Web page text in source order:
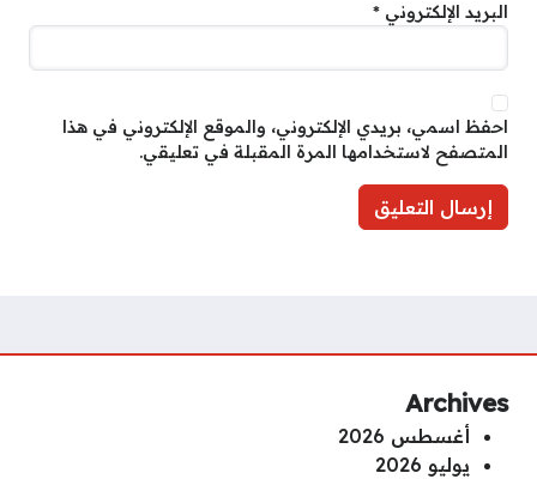
البريد الإلكتروني *
احفظ اسمي، بريدي الإلكتروني، والموقع الإلكتروني في هذا
المتصفح لاستخدامها المرة المقبلة في تعليقي.
Archives
أغسطس 2026
يوليو 2026